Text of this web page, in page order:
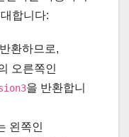
합니다:
환하므로,
오른쪽인
을 반환합니
왼쪽인